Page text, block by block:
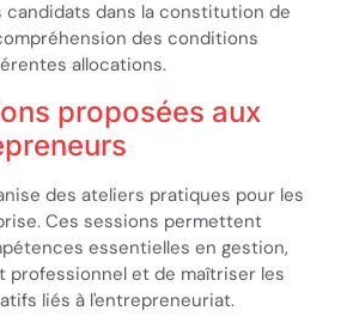
candidats dans la constitution de
des conditions
allocations.
proposées aux
des ateliers pratiques pour les
Ces sessions permettent
essentielles en gestion,
professionnel et de maîtriser les
liés à l'entrepreneuriat.